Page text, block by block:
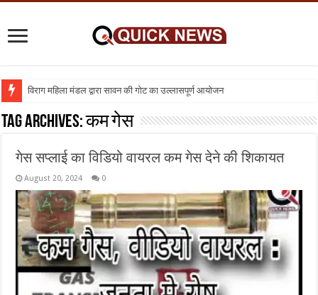
विराग महिला मंडल द्वारा सावन की गोट का उल्लासपूर्ण आयोजन
शिक्षा का व्यवसायीकरण क्यों : तो क्या निजी विद्यालय बंद कर दिए जाए
Tag Archives:कम गेस
गेस सप्लाई का विडियो वायरल कम गेस देने की शिकायत
August 20, 2024 0